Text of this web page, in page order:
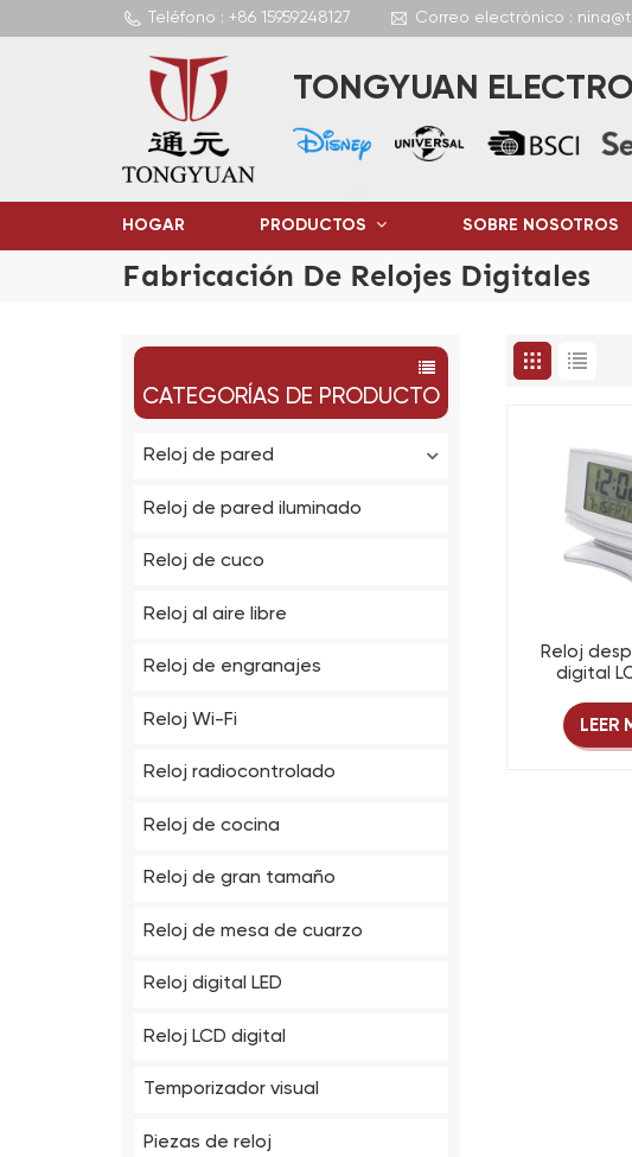
Teléfono : +86 15959248127 Correo electrónico :
TONGYUAN
HOGAR PRODUCTOS SOBRE NOSOTROS
Fabricación De Relojes Digitales
CATEGORÍAS DE PRODUCTO
Reloj de pared
Reloj de pared iluminado
Reloj de cuco
Reloj al aire libre
Reloj de engranajes
Reloj Wi-Fi
Reloj radiocontrolado
Reloj de cocina
Reloj de gran tamaño
Reloj de mesa de cuarzo
Reloj digital LED
Reloj LCD digital
Temporizador visual
Piezas de reloj
Reloj
digital
de
LEER